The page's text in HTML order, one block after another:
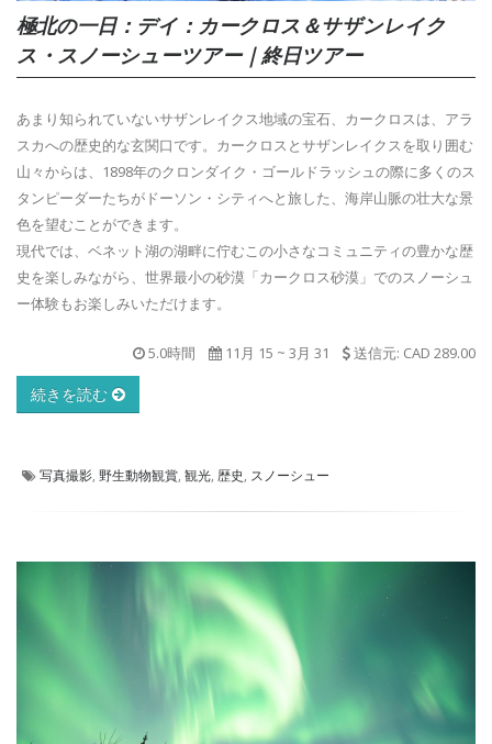
極北の一日：デイ：カークロス＆サザンレイク
ス・スノーシューツアー｜終日ツアー
あまり知られていないサザンレイクス地域の宝石、カークロスは、アラ
スカへの歴史的な玄関口です。カークロスとサザンレイクスを取り囲む
山々からは、1898年のクロンダイク・ゴールドラッシュの際に多くのス
タンピーダーたちがドーソン・シティへと旅した、海岸山脈の壮大な景
色を望むことができます。
現代では、ベネット湖の湖畔に佇むこの小さなコミュニティの豊かな歴
史を楽しみながら、世界最小の砂漠「カークロス砂漠」でのスノーシュ
ー体験もお楽しみいただけます。
5.0時間 11月 15 ~ 3月 31 送信元: CAD 289.00
続きを読む
写真撮影, 野生動物観賞, 観光, 歴史, スノーシュー